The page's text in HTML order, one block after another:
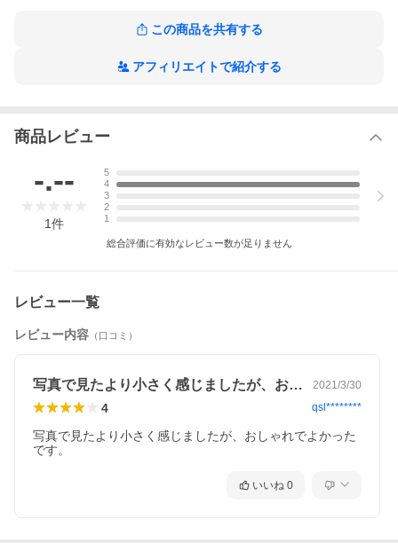
詳しくは取扱説明書をご覧いただきますようお願い申し上げま
【1608】贈り物 彼女 誕生日プレゼント 結婚祝い 結納返し
この商品を共有する
アフィリエイトで紹介する
商品レビュー
-.--
1件
5
4
3
2
1
総合評価に有効なレビュー数が足りません
レビュー一覧
レビュー内容 （口コミ）
写真で見たより小さく感じましたが、おし… 2021/3/30
4 qsl********
写真で見たより小さく感じましたが、おしゃれでよかった
です。
いいね 0